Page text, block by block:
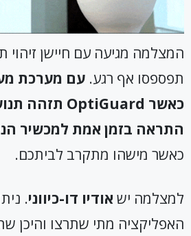
המצלמה מגיעה עם חיישן זיהוי
תפספסו אף רגע. עם מערכת
כאשר OptiGuard תזהה
התראה בזמן אמת למכשיר
כאשר מישהו מתקרב לביתכם.
למצלמה ישאודיו דו-כיווני.
האפליקציה מתי שתרצו והיכן